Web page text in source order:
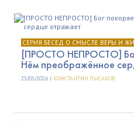
СЕРИЯ БЕСЕД О СМЫСЛЕ ВЕРЫ И
[ПРОСТО НЕПРОСТО]
Нём преображённое
23/03/2026 | КОНСТАНТИН ЛЫСАКОВ